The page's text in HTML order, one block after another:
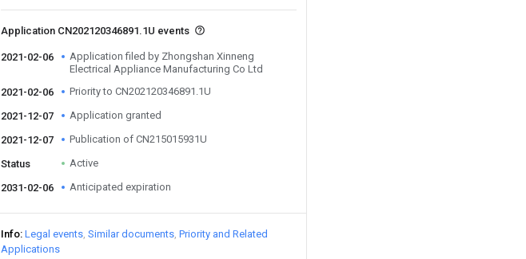
Application CN202120346891.1U events
2021-02-06
Application filed by Zhongshan Xinneng
Electrical Appliance Manufacturing Co Ltd
2021-02-06
Priority to CN202120346891.1U
2021-12-07 Application granted
2021-12-07 Publication of CN215015931U
Status Active
2031-02-06 Anticipated expiration
Info Legal events Similar documents Priority and Related
Applications